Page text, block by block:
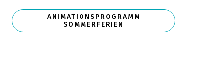
ANIMATIONSPROGRAMM
SOMMERFERIEN